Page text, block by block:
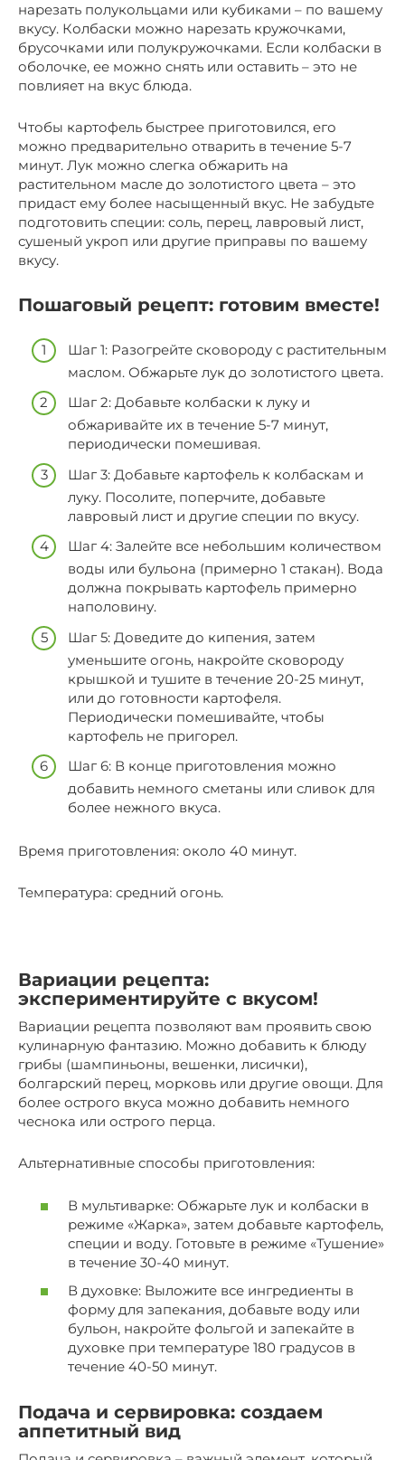
нарезать полукольцами или кубиками – по вашему
вкусу. Колбаски можно нарезать кружочками,
брусочками или полукружочками. Если колбаски в
оболочке, ее можно снять или оставить – это не
повлияет на вкус блюда.
Чтобы картофель быстрее приготовился, его
можно предварительно отварить в течение 5-7
минут. Лук можно слегка обжарить на
растительном масле до золотистого цвета – это
придаст ему более насыщенный вкус. Не забудьте
подготовить специи: соль, перец, лавровый лист,
сушеный укроп или другие приправы по вашему
вкусу.
Пошаговый рецепт: готовим вместе!
Шаг 1: Разогрейте сковороду с растительным
маслом. Обжарьте лук до золотистого цвета.
Шаг 2: Добавьте колбаски к луку и
обжаривайте их в течение 5-7 минут,
периодически помешивая.
Шаг 3: Добавьте картофель к колбаскам и
луку. Посолите, поперчите, добавьте
лавровый лист и другие специи по вкусу.
Шаг 4: Залейте все небольшим количеством
воды или бульона (примерно 1 стакан). Вода
должна покрывать картофель примерно
наполовину.
Шаг 5: Доведите до кипения, затем
уменьшите огонь, накройте сковороду
крышкой и тушите в течение 20-25 минут,
или до готовности картофеля.
Периодически помешивайте, чтобы
картофель не пригорел.
Шаг 6: В конце приготовления можно
добавить немного сметаны или сливок для
более нежного вкуса.
Время приготовления: около 40 минут.
Температура: средний огонь.
Вариации рецепта:
экспериментируйте с вкусом!
Вариации рецепта позволяют вам проявить свою
кулинарную фантазию. Можно добавить к блюду
грибы (шампиньоны, вешенки, лисички),
болгарский перец, морковь или другие овощи. Для
более острого вкуса можно добавить немного
чеснока или острого перца.
Альтернативные способы приготовления:
В мультиварке: Обжарьте лук и колбаски в
режиме «Жарка», затем добавьте картофель,
специи и воду. Готовьте в режиме «Тушение»
в течение 30-40 минут.
В духовке: Выложите все ингредиенты в
форму для запекания, добавьте воду или
бульон, накройте фольгой и запекайте в
духовке при температуре 180 градусов в
течение 40-50 минут.
Подача и сервировка: создаем
аппетитный вид